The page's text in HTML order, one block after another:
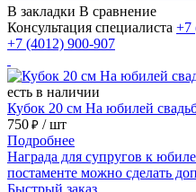
В закладки В сравнение
Консультация специалиста +7
+7 (4012) 900-907
есть в наличии
Кубок 20 см На юбилей
750 ₽ / шт
Подробнее
Награда для супругов к
постаменте можно сделать
Быстрый заказ